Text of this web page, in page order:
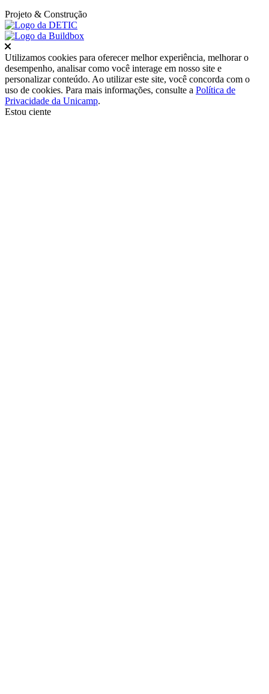
Projeto & Construção
Fechar
Utilizamos cookies para oferecer melhor experiência, melhorar o
desempenho, analisar como você interage em nosso site e
personalizar conteúdo. Ao utilizar este site, você concorda com o
uso de cookies. Para mais informações, consulte a Política de
Privacidade da Unicamp.
Estou ciente